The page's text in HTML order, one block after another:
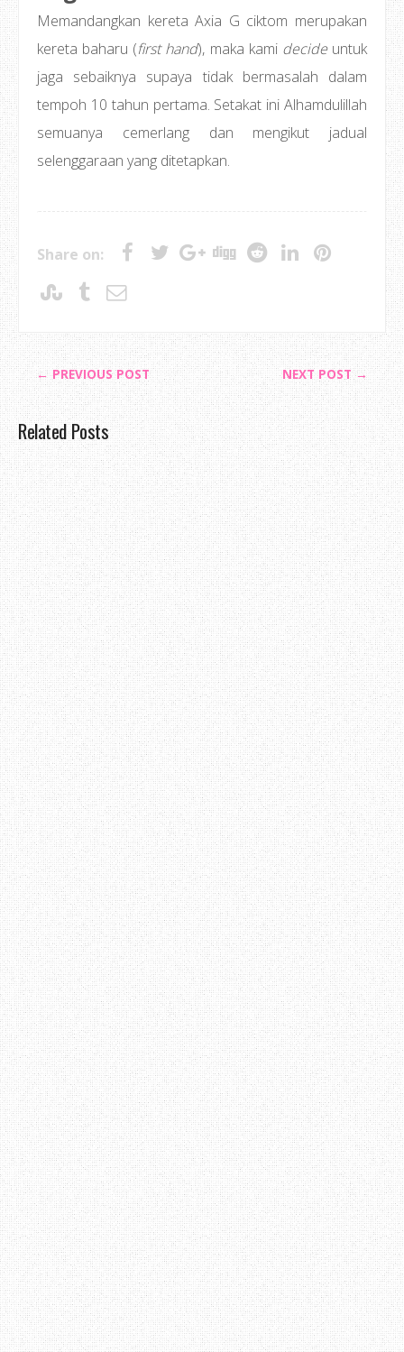
Memandangkan kereta Axia G ciktom merupakan
kereta baharu (first hand), maka kami decideuntuk
jaga sebaiknya supaya tidak bermasalah dalam
tempoh 10 tahun pertama. Setakat ini Alhamdulillah
semuanya cemerlang dan mengikut jadual
selenggaraan yang ditetapkan.
Share on:
← PREVIOUS POST NEXT POST →
Related Posts